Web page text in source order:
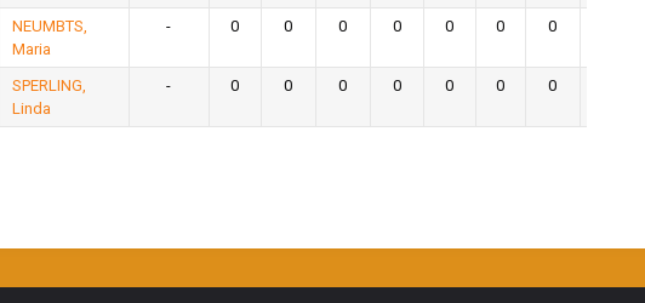
NEUMBTS,
Maria
- 0 0 0 0 0 0 0
SPERLING,
Linda
- 0 0 0 0 0 0 0